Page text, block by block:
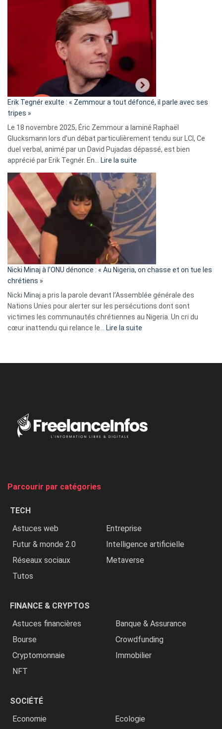
d’alliance
secrète
«
C’est
fake
news
»
Erik Tegnér exulte : « Zemmour a tout défoncé, il parle avec ses
tripes »
Le 18 novembre 2025, Éric Zemmour a laminé Raphaël
Glucksmann lors d’un débat particulièrement tendu sur LCI, Ce
duel verbal, animé par un David Pujadas dépassé, est bien
apprécié par Erik Tegnér. En…
Lire la suite
Tegnér
exulte
« Zemmour
a
tout
parle
ses
tripes »
Nicki Minaj à l’ONU dénonce : « Au Nigeria, on chasse et on tue les
chrétiens »
Nicki Minaj a pris la parole devant l’Assemblée générale des
Nations Unies pour alerter sur les persécutions dont sont
victimes les communautés chrétiennes au Nigeria. Un cri du
cœur inattendu qui relance le…
Lire la suite
Nigeria,
Parcourir par catégories
TECH
Astuces web
Entreprise
Futur & monde 2.0
Intelligence artificielle
Réseaux sociaux
Metaverse
Tutos
FINANCE & CRYPTOS
Astuces financières
Banque & Assurance
Bourse
Crowdfunding
Cryptomonnaie
Immobilier
NFT
SOCIÉTÉ
Economie
Ecologie